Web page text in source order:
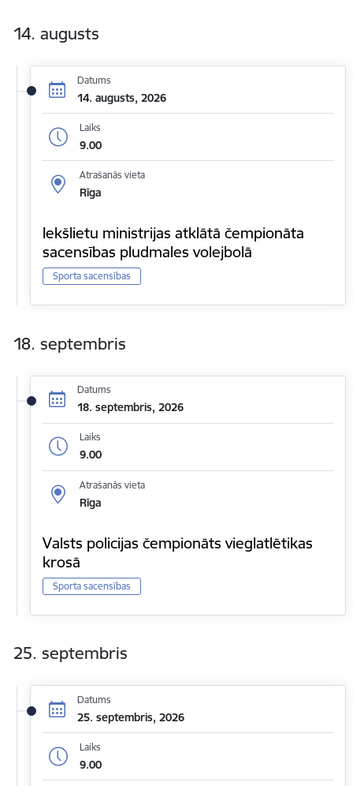
14. augusts
Datums
14. augusts, 2026
Laiks
9.00
Atrašanās vieta
Rīga
Iekšlietu ministrijas atklātā čempionāta
sacensības pludmales volejbolā
Sporta sacensības
18. septembris
Datums
18. septembris, 2026
Laiks
9.00
Atrašanās vieta
Rīga
Valsts policijas čempionāts vieglatlētikas
krosā
Sporta sacensības
25. septembris
Datums
25. septembris, 2026
Laiks
9.00